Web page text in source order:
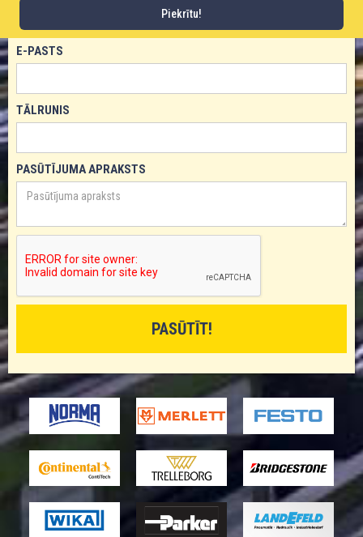
E-PASTS
TĀLRUNIS
PASŪTĪJUMA APRAKSTS
Piekrītu!